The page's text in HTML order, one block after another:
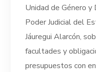
Unidad de Género
Poder Judicial del
Jáuregui Alarcón,
facultades y
presupuestos con